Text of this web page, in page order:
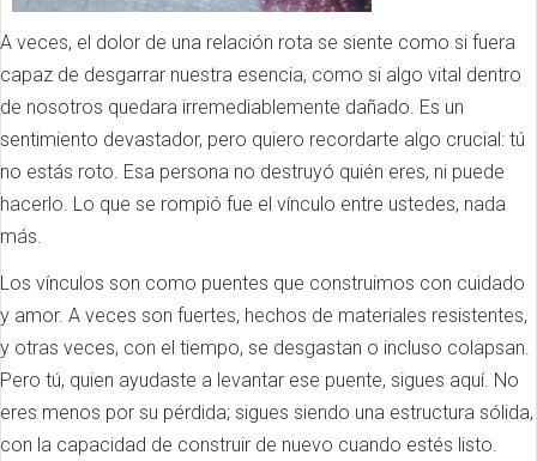
A veces, el dolor de una relación rota se siente como si fuera
capaz de desgarrar nuestra esencia, como si algo vital dentro
de nosotros quedara irremediablemente dañado. Es un
sentimiento devastador, pero quiero recordarte algo crucial: tú
no estás roto. Esa persona no destruyó quién eres, ni puede
hacerlo. Lo que se rompió fue el vínculo entre ustedes, nada
más.
Los vínculos son como puentes que construimos con cuidado
y amor. A veces son fuertes, hechos de materiales resistentes,
y otras veces, con el tiempo, se desgastan o incluso colapsan.
Pero tú, quien ayudaste a levantar ese puente, sigues aquí. No
eres menos por su pérdida; sigues siendo una estructura sólida,
con la capacidad de construir de nuevo cuando estés listo.